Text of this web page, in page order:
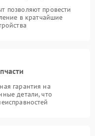
позволяют провести
в кратчайшие
гарантия на
детали, что